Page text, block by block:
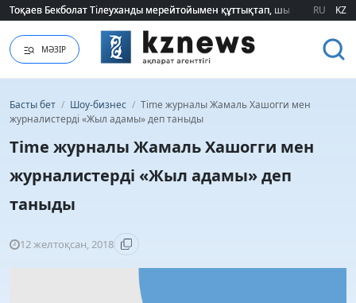
Тоқаев Бекболат Тілеуханды мерейтойымен құттықтап, шығармашылық
Тоқаев Бекболат Тілеуханды мерейтойымен құттықтап, шығармашылық
RU KZ
МӘЗІР
Басты бет / Шоу-бизнес / Time журналы Жамаль Хашогги мен
журналистерді «Жыл адамы» деп таныды
Time журналы Жамаль Хашогги мен
журналистерді «Жыл адамы» деп
таныды
12 желтоқсан, 2018